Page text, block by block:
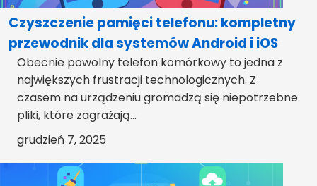
Czyszczenie pamięci telefonu: kompletny
przewodnik dla systemów Android i iOS
Obecnie powolny telefon komórkowy to jedna z
największych frustracji technologicznych. Z
czasem na urządzeniu gromadzą się niepotrzebne
pliki, które zagrażają...
grudzień 7, 2025